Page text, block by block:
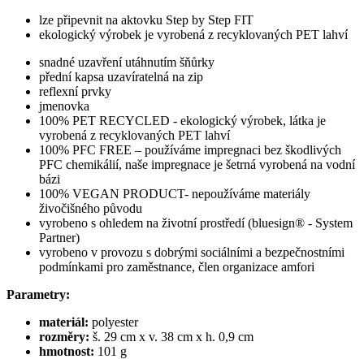
lze připevnit na aktovku Step by Step FIT
ekologický výrobek je vyrobená z recyklovaných PET lahví
snadné uzavření utáhnutím šňůrky
přední kapsa uzavíratelná na zip
reflexní prvky
jmenovka
100% PET RECYCLED - ekologický výrobek, látka je
vyrobená z recyklovaných PET lahví
100% PFC FREE – používáme impregnaci bez škodlivých
PFC chemikálií, naše impregnace je šetrná vyrobená na vodní
bázi
100% VEGAN PRODUCT- nepoužíváme materiály
živočišného původu
vyrobeno s ohledem na životní prostředí (bluesign® - System
Partner)
vyrobeno v provozu s dobrými sociálními a bezpečnostními
podmínkami pro zaměstnance, člen organizace amfori
Parametry:
materiál: polyester
rozměry: š. 29 cm x v. 38 cm x h. 0,9 cm
hmotnost: 101 g